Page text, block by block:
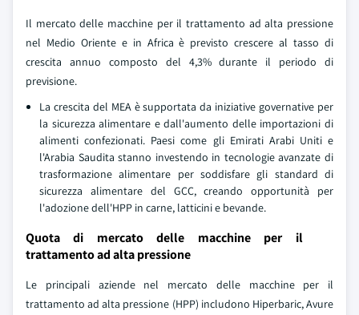
Il mercato delle macchine per il trattamento ad alta pressione
nel Medio Oriente e in Africa è previsto crescere al tasso di
crescita annuo composto del 4,3% durante il periodo di
previsione.
La crescita del MEA è supportata da iniziative governative per
la sicurezza alimentare e dall'aumento delle importazioni di
alimenti confezionati. Paesi come gli Emirati Arabi Uniti e
l'Arabia Saudita stanno investendo in tecnologie avanzate di
trasformazione alimentare per soddisfare gli standard di
sicurezza alimentare del GCC, creando opportunità per
l'adozione dell'HPP in carne, latticini e bevande.
Quota di mercato delle macchine per il
trattamento ad alta pressione
Le principali aziende nel mercato delle macchine per il
trattamento ad alta pressione (HPP) includono Hiperbaric, Avure